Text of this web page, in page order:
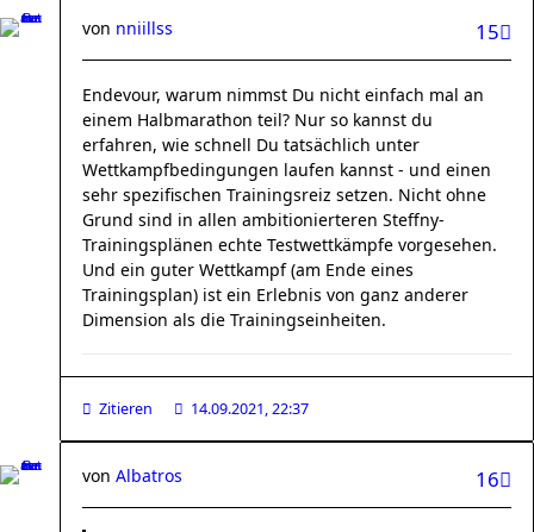
15
von nniillss
Endevour, warum nimmst Du nicht einfach mal an
einem Halbmarathon teil? Nur so kannst du
erfahren, wie schnell Du tatsächlich unter
Wettkampfbedingungen laufen kannst - und einen
sehr spezifischen Trainingsreiz setzen. Nicht ohne
Grund sind in allen ambitionierteren Steffny-
Trainingsplänen echte Testwettkämpfe vorgesehen.
Und ein guter Wettkampf (am Ende eines
Trainingsplan) ist ein Erlebnis von ganz anderer
Dimension als die Trainingseinheiten.
Zitieren 14.09.2021, 22:37
16
von Albatros